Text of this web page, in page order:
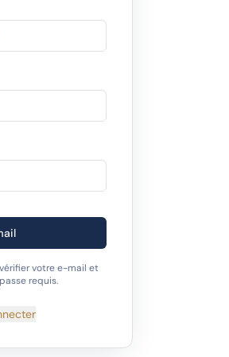
votre e-mail et
requis.